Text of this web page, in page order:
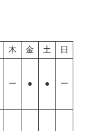
木 金 土 日
ー ● ● ー